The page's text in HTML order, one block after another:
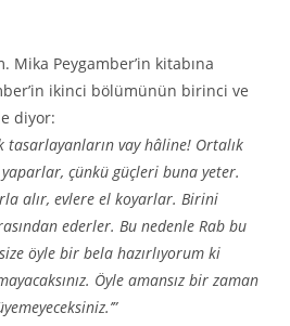
Mika Peygamber’in kitabına
ikinci bölümünün birinci ve
diyor:
tasarlayanların vay hâline! Ortalık
yaparlar, çünkü güçleri buna yeter.
alır, evlere el koyarlar. Birini
ederler. Bu nedenle Rab bu
öyle bir bela hazırlıyorum ki
Öyle amansız bir zaman